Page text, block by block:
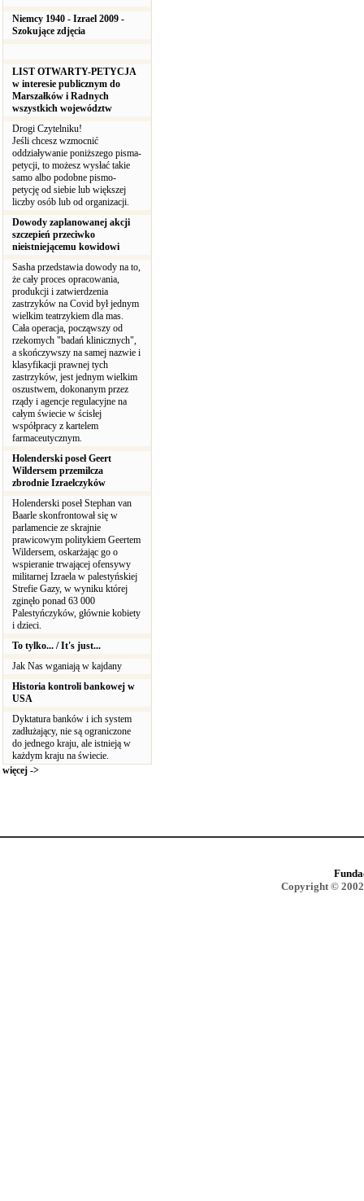
Niemcy 1940 - Izrael 2009 -
Szokujące zdjęcia
LIST OTWARTY-PETYCJA
w interesie publicznym do
Marszałków i Radnych
wszystkich województw
Drogi Czytelniku!
Jeśli chcesz wzmocnić
oddziaływanie poniższego pisma-
petycji, to możesz wysłać takie
samo albo podobne pismo-
petycję od siebie lub większej
liczby osób lub od organizacji.
Dowody zaplanowanej akcji
szczepień przeciwko
nieistniejącemu kowidowi
Sasha przedstawia dowody na to,
że cały proces opracowania,
produkcji i zatwierdzenia
zastrzyków na Covid był jednym
wielkim teatrzykiem dla mas.
Cała operacja, począwszy od
rzekomych "badań klinicznych",
a skończywszy na samej nazwie i
klasyfikacji prawnej tych
zastrzyków, jest jednym wielkim
oszustwem, dokonanym przez
rządy i agencje regulacyjne na
całym świecie w ścisłej
współpracy z kartelem
farmaceutycznym.
Holenderski poseł Geert
Wildersem przemilcza
zbrodnie Izraelczyków
Holenderski poseł Stephan van
Baarle skonfrontował się w
parlamencie ze skrajnie
prawicowym politykiem Geertem
Wildersem, oskarżając go o
wspieranie trwającej ofensywy
militarnej Izraela w palestyńskiej
Strefie Gazy, w wyniku której
zginęło ponad 63 000
Palestyńczyków, głównie kobiety
i dzieci.
To tylko... / It's just...
Jak Nas wganiają w kajdany
Historia kontroli bankowej w
USA
Dyktatura banków i ich system
zadłużający, nie są ograniczone
do jednego kraju, ale istnieją w
każdym kraju na świecie.
więcej ->
Copyright ©